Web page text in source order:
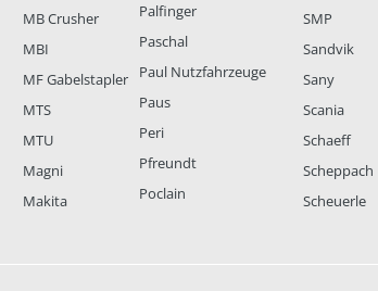
MB Crusher
MBI
MF Gabelstapler
MTS
MTU
Magni
Makita
Palfinger
Paschal
Paul Nutzfahrzeuge
Paus
Peri
Pfreundt
Poclain
SMP
Sandvik
Sany
Scania
Schaeff
Scheppach
Scheuerle